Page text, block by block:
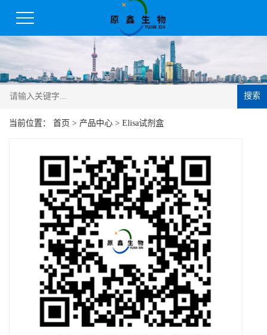
搜索
当前位置： 首页 > 产品中心 > Elisa试剂盒